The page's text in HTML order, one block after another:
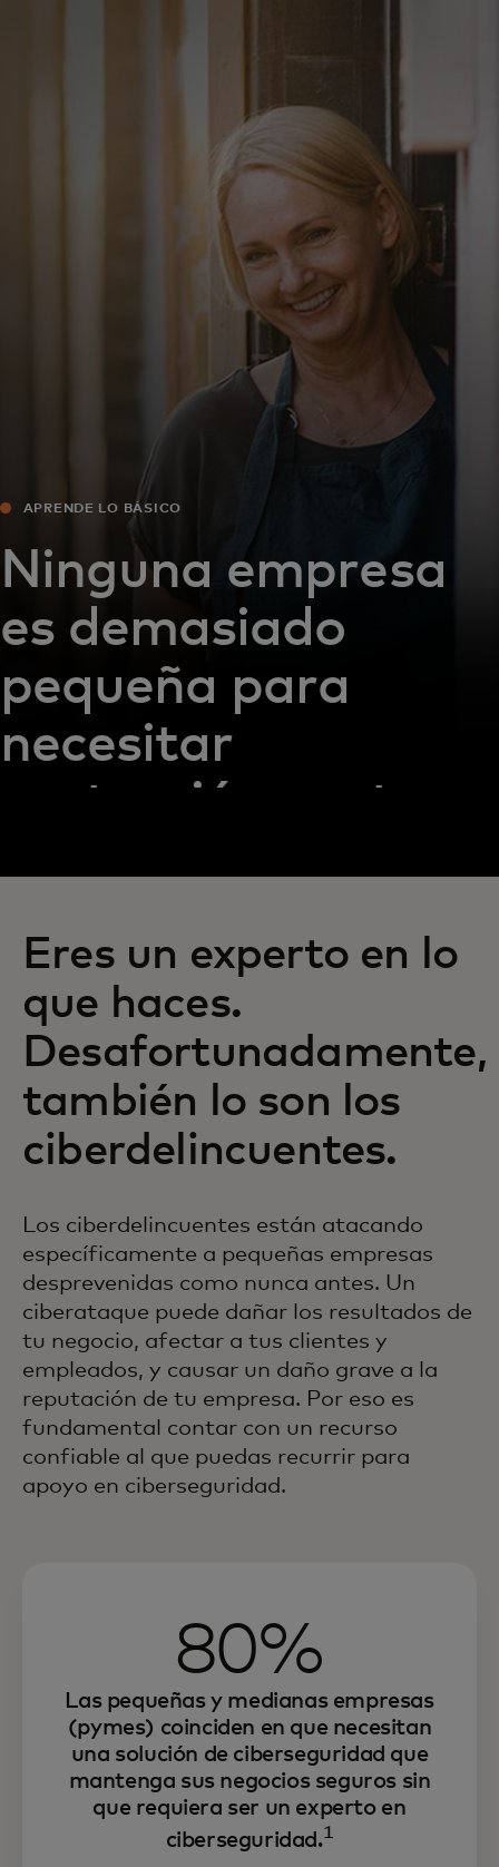
Para el mundo
Para innovadores
Noticias y tendencias
APRENDE LO BÁSICO
Ninguna empresa
es demasiado
pequeña para
necesitar
protección contra
Eres un experto en lo
que haces.
Desafortunadamente,
también lo son los
ciberdelincuentes.
Los ciberdelincuentes están atacando
específicamente a pequeñas empresas
desprevenidas como nunca antes. Un
ciberataque puede dañar los resultados de
tu negocio, afectar a tus clientes y
empleados, y causar un daño grave a la
reputación de tu empresa. Por eso es
fundamental contar con un recurso
confiable al que puedas recurrir para
apoyo en ciberseguridad.
80%
Las pequeñas y medianas empresas
(pymes) coinciden en que necesitan
una solución de ciberseguridad que
mantenga sus negocios seguros sin
que requiera ser un experto en
ciberseguridad.1